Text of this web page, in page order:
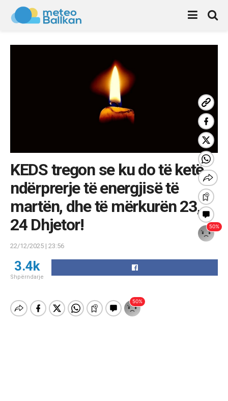
KEDS tregon se ku do të ketë
ndërprerje të energjisë të
martën, dhe të mërkurën 23,
24 Dhjetor!
22/12/2025 | 23:56
3.4k
Shpërndarje